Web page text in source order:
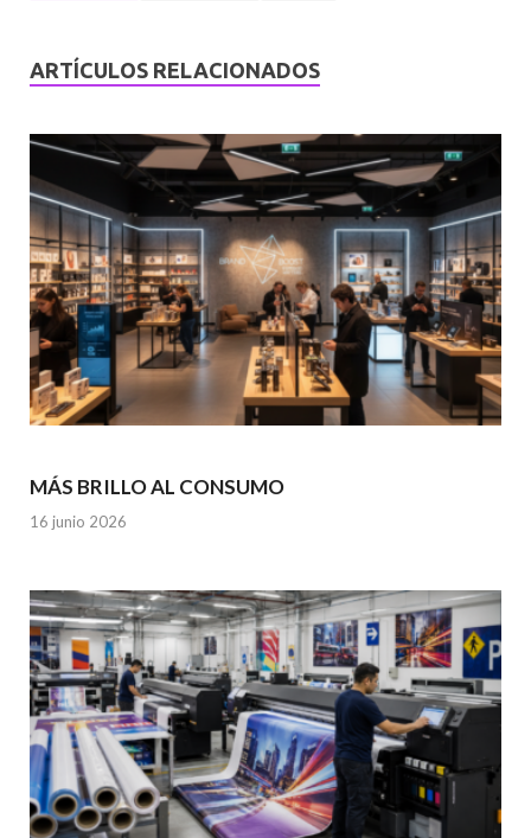
ARTÍCULOS RELACIONADOS
MÁS BRILLO AL CONSUMO
16 junio 2026